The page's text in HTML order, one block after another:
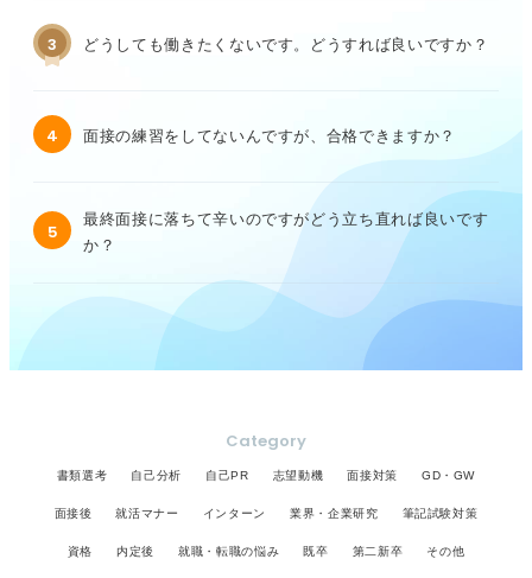
3 どうしても働きたくないです。どうすれば良いですか？
4 面接の練習をしてないんですが、合格できますか？
5
最終面接に落ちて辛いのですがどう立ち直れば良いです
か？
Category
書類選考 自己分析 自己PR 志望動機 面接対策 GD・GW
面接後 就活マナー インターン 業界・企業研究 筆記試験対策
資格 内定後 就職・転職の悩み 既卒 第二新卒 その他